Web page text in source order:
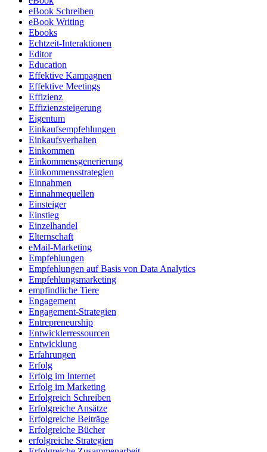
eBook Schreiben
eBook Writing
Ebooks
Echtzeit-Interaktionen
Editor
Education
Effektive Kampagnen
Effektive Meetings
Effizienz
Effizienzsteigerung
Eigentum
Einkaufsempfehlungen
Einkaufsverhalten
Einkommen
Einkommensgenerierung
Einkommensstrategien
Einnahmen
Einnahmequellen
Einsteiger
Einstieg
Einzelhandel
Elternschaft
eMail-Marketing
Empfehlungen
Empfehlungen auf Basis von Data Analytics
Empfehlungsmarketing
empfindliche Tiere
Engagement
Engagement-Strategien
Entrepreneurship
Entwicklerressourcen
Entwicklung
Erfahrungen
Erfolg
Erfolg im Internet
Erfolg im Marketing
Erfolgreich Schreiben
Erfolgreiche Ansätze
Erfolgreiche Beiträge
Erfolgreiche Bücher
erfolgreiche Strategien